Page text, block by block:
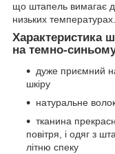
що штапель вимагає
низьких температурах.
Характеристика
на темно-
дуже приємний
шкіру
натуральне
тканина
повітря, і одяг з
літню спеку